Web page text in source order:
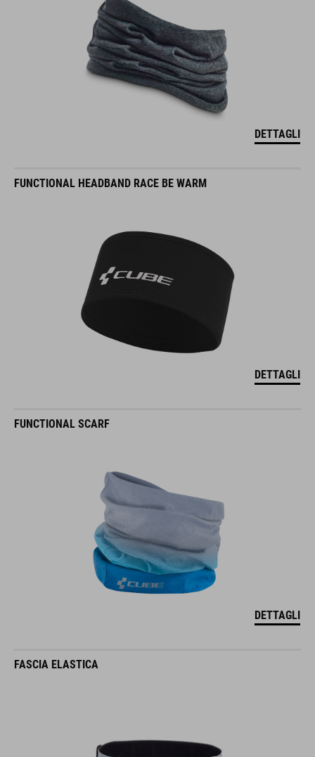
DETTAGLI
FUNCTIONAL HEADBAND RACE BE WARM
DETTAGLI
FUNCTIONAL SCARF
DETTAGLI
FASCIA ELASTICA